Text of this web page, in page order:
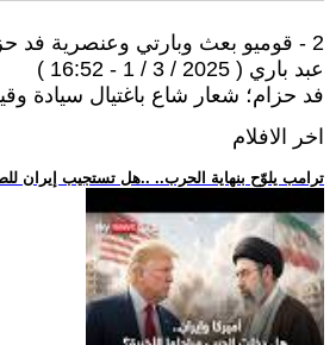
2 - قوميو بعث وبارتي وعنصرية فد حزام
عبد باري ( 2025 / 3 / 1 - 16:52 )
فد حزام؛ شعار شاع باغتيال سيادة
اخر الافلام
.. ترامب يلوّح بنهاية الحرب.. ..هل تستجيب إيران